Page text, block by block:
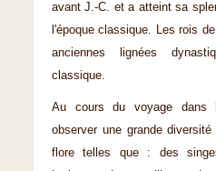
avant J.-C. et a atteint sa
l'époque classique. Les rois
anciennes lignées
classique.
Au cours du voyage dans
observer une grande
flore telles que : des